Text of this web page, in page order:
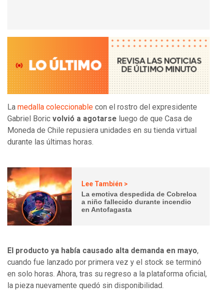
La medalla coleccionable con el rostro del expresidente
Gabriel Boric volvió a agotarse luego de que Casa de
Moneda de Chile repusiera unidades en su tienda virtual
durante las últimas horas.
Lee También >
La emotiva despedida de Cobreloa
a niño fallecido durante incendio
en Antofagasta
El producto ya había causado alta demanda en mayo,
cuando fue lanzado por primera vez y el stock se terminó
en solo horas. Ahora, tras su regreso a la plataforma oficial,
la pieza nuevamente quedó sin disponibilidad.